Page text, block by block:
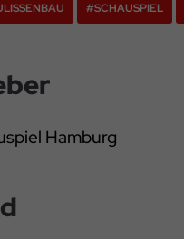
#SCHAUSPIEL
Hamburg